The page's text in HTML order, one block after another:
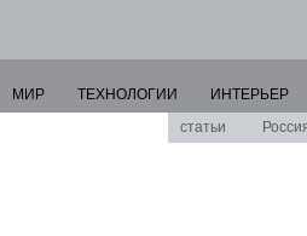
МИР ТЕХНОЛОГИИ
ИНТЕРЬЕР
статьи